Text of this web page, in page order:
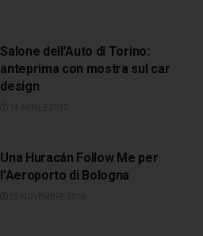
Salone dell’Auto di Torino:
anteprima con mostra sul car
design
Una Huracán Follow Me per
l’Aeroporto di Bologna